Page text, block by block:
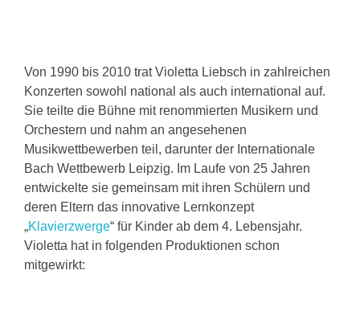
Von 1990 bis 2010 trat Violetta Liebsch in zahlreichen
Konzerten sowohl national als auch international auf.
Sie teilte die Bühne mit renommierten Musikern und
Orchestern und nahm an angesehenen
Musikwettbewerben teil, darunter der Internationale
Bach Wettbewerb Leipzig. Im Laufe von 25 Jahren
entwickelte sie gemeinsam mit ihren Schülern und
deren Eltern das innovative Lernkonzept
„Klavierzwerge“ für Kinder ab dem 4. Lebensjahr.
Violetta hat in folgenden Produktionen schon
mitgewirkt: